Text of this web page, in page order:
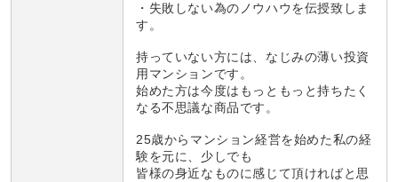
・失敗しない為のノウハウを伝授致しま
す。
持っていない方には、なじみの薄い投資
用マンションです。
始めた方は今度はもっともっと持ちたく
なる不思議な商品です。
25歳からマンション経営を始めた私の経
験を元に、少しでも
皆様の身近なものに感じて頂ければと思